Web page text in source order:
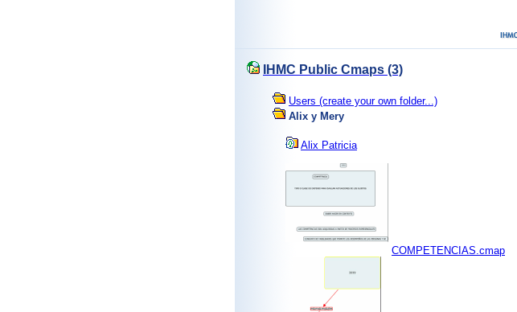
IHMC Public Cmaps (3)
Users (create your own folder...)
Alix y Mery
Alix Patricia
COMPETENCIAS.cmap